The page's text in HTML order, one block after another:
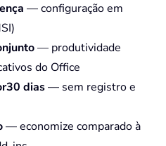
— configuração em
— produtividade
do Office
dias— sem registro e
— economize comparado à